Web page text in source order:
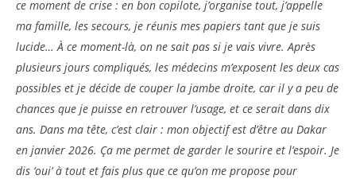
ce moment de crise : en bon copilote, j’organise tout, j’appelle
ma famille, les secours, je réunis mes papiers tant que je suis
lucide… À ce moment-là, on ne sait pas si je vais vivre. Après
plusieurs jours compliqués, les médecins m’exposent les deux cas
possibles et je décide de couper la jambe droite, car il y a peu de
chances que je puisse en retrouver l’usage, et ce serait dans dix
ans. Dans ma tête, c’est clair : mon objectif est d’être au Dakar
en janvier 2026. Ça me permet de garder le sourire et l’espoir. Je
dis ‘oui’ à tout et fais plus que ce qu’on me propose pour